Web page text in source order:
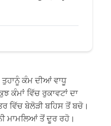
ਤੁਹਾਨੂੰ ਕੰਮ ਦੀਆਂ ਵਾਧੂ
ਕੰਮਾਂ ਵਿੱਚ ਰੁਕਾਵਟਾਂ ਦਾ
ਵਿੱਚ ਬੇਲੋੜੀ ਬਹਿਸ ਤੋਂ ਬਚੋ।
ਮਾਮਲਿਆਂ ਤੋਂ ਦੂਰ ਰਹੋ।